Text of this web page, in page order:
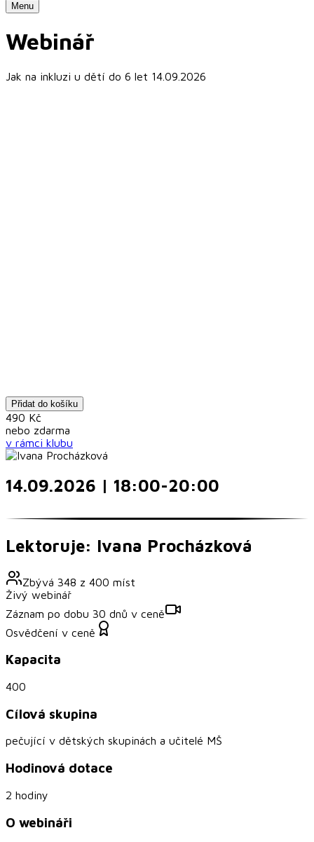
Menu
Webinář
Jak na inkluzi u dětí do 6 let 14.09.2026
Přidat do košíku
490 Kč
nebo zdarma
v rámci klubu
14.09.2026 | 18:00-20:00
Lektoruje: Ivana Procházková
Zbývá 348 z 400 míst
Živý webinář
Záznam po dobu 30 dnů v ceně
Osvědčení v ceně
Kapacita
400
Cílová skupina
pečující v dětských skupinách a učitelé MŠ
Hodinová dotace
2 hodiny
O webináři